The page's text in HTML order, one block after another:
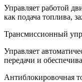
Управляет работой
как подача топлива,
Трансмиссионный
Управляет
передачи и
Антиблокировочная